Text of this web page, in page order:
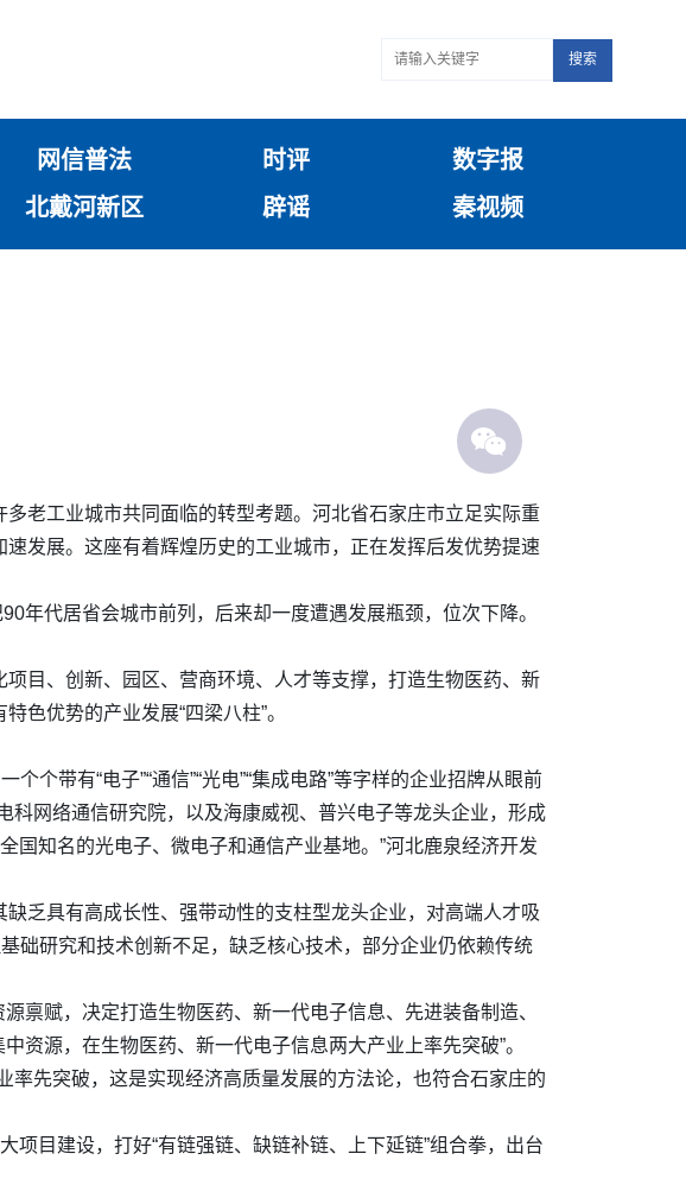
搜索
网信普法 时评
数字报
北戴河新区 辟谣 秦视频
老工业城市共同面临的转型考题。河北省石家庄市立足实际重
发展。这座有着辉煌历史的工业城市，正在发挥后发优势提速
年代居省会城市前列，后来却一度遭遇发展瓶颈，位次下降。
目、创新、园区、营商环境、人才等支撑，打造生物医药、新
色优势的产业发展“四梁八柱”。
个带有“电子”“通信”“光电”“集成电路”等字样的企业招牌从眼前
科网络通信研究院，以及海康威视、普兴电子等龙头企业，形成
国知名的光电子、微电子和通信产业基地。”河北鹿泉经济开发
乏具有高成长性、强带动性的支柱型龙头企业，对高端人才吸
础研究和技术创新不足，缺乏核心技术，部分企业仍依赖传统
禀赋，决定打造生物医药、新一代电子信息、先进装备制造、
资源，在生物医药、新一代电子信息两大产业上率先突破”。
先突破，这是实现经济高质量发展的方法论，也符合石家庄的
目建设，打好“有链强链、缺链补链、上下延链”组合拳，出台